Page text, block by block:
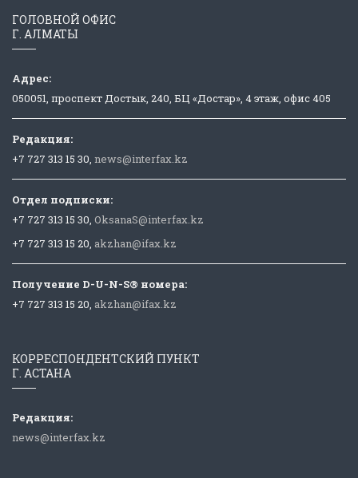
ГОЛОВНОЙ ОФИС
Г. АЛМАТЫ
Адрес:
050051, проспект Достык, 240, БЦ «Достар», 4 этаж, офис 405
Редакция:
+7 727 313 15 30, news@interfax.kz
Отдел подписки:
+7 727 313 15 30, OksanaS@interfax.kz
+7 727 313 15 20, akzhan@ifax.kz
Получение D-U-N-S® номера:
+7 727 313 15 20, akzhan@ifax.kz
КОРРЕСПОНДЕНТСКИЙ ПУНКТ
Г. АСТАНА
Редакция:
news@interfax.kz